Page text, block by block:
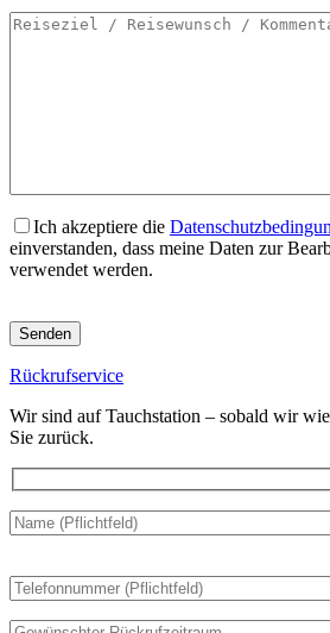
Ich akzeptiere die
einverstanden, dass meine Daten zur
verwendet werden.
lasse
Feld
Rückrufservice
Wir sind auf Tauchstation – sobald wir
Sie zurück.
lasse